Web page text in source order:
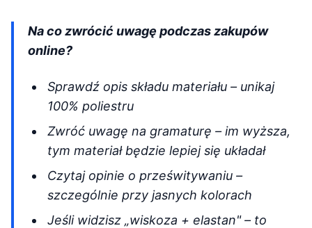
Na co zwrócić uwagę podczas zakupów
online?
Sprawdź opis składu materiału – unikaj
100% poliestru
Zwróć uwagę na gramaturę – im wyższa,
tym materiał będzie lepiej się układał
Czytaj opinie o prześwitywaniu –
szczególnie przy jasnych kolorach
Jeśli widzisz „wiskoza + elastan" – to